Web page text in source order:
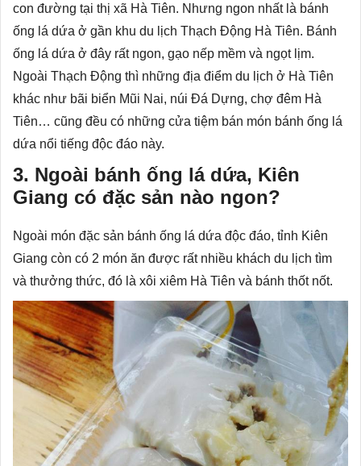
con đường tại thị xã Hà Tiên. Nhưng ngon nhất là bánh
ống lá dứa ở gần khu du lịch Thạch Động Hà Tiên. Bánh
ống lá dứa ở đây rất ngon, gạo nếp mềm và ngọt lịm.
Ngoài Thạch Động thì những địa điểm du lịch ở Hà Tiên
khác như bãi biển Mũi Nai, núi Đá Dựng, chợ đêm Hà
Tiên… cũng đều có những cửa tiệm bán món bánh ống lá
dứa nổi tiếng độc đáo này.
3. Ngoài bánh ống lá dứa, Kiên
Giang có đặc sản nào ngon?
Ngoài món đặc sản bánh ống lá dứa độc đáo, tỉnh Kiên
Giang còn có 2 món ăn được rất nhiều khách du lịch tìm
và thưởng thức, đó là xôi xiêm Hà Tiên và bánh thốt nốt.